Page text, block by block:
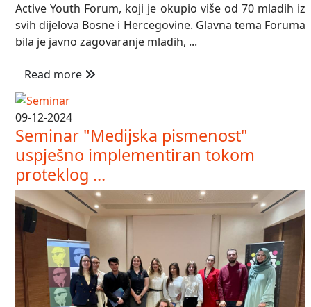
Active Youth Forum, koji je okupio više od 70 mladih iz
svih dijelova Bosne i Hercegovine. Glavna tema Foruma
bila je javno zagovaranje mladih, ...
Read more
09-12-2024
Seminar "Medijska pismenost"
uspješno implementiran tokom
proteklog ...